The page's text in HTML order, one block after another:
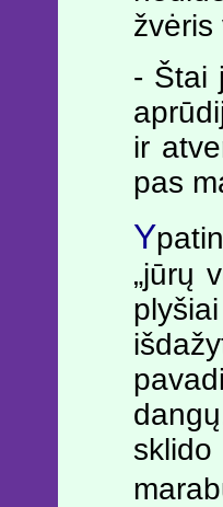
- Štai
ir
pas
Y
„jūrų